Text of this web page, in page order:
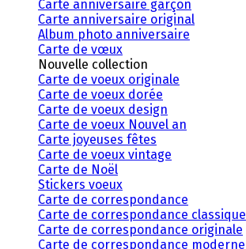
Carte anniversaire garçon
Carte anniversaire original
Album photo anniversaire
Carte de vœux
Nouvelle collection
Carte de voeux originale
Carte de voeux dorée
Carte de voeux design
Carte de voeux Nouvel an
Carte joyeuses fêtes
Carte de voeux vintage
Carte de Noël
Stickers voeux
Carte de correspondance
Carte de correspondance classique
Carte de correspondance originale
Carte de correspondance moderne